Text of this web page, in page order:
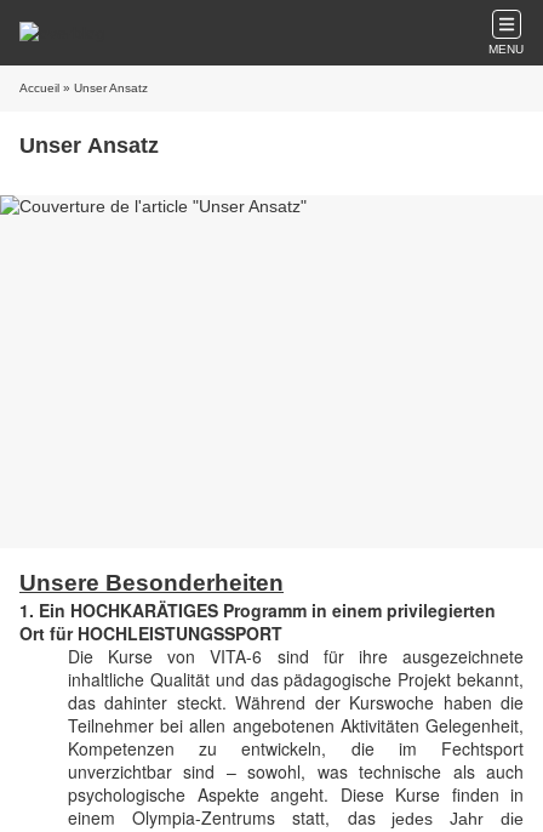
MENU
Accueil » Unser Ansatz
Unser Ansatz
Unsere Besonderheiten
1. Ein HOCHKARÄTIGES Programm in einem privilegierten
Ort für HOCHLEISTUNGSSPORT
Die Kurse von VITA-6 sind für ihre ausgezeichnete
inhaltliche Qualität und das pädagogische Projekt bekannt,
das dahinter steckt. Während der Kurswoche haben die
Teilnehmer bei allen angebotenen Aktivitäten Gelegenheit,
Kompetenzen zu entwickeln, die im Fechtsport
unverzichtbar sind – sowohl, was technische als auch
psychologische Aspekte angeht. Diese Kurse finden in
einem Olympia-Zentrums statt, das
jedes Jahr die